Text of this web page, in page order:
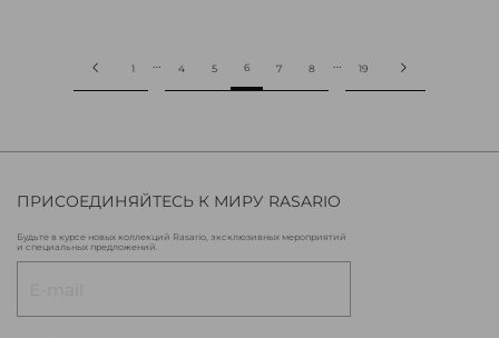
1 4 5 6 7 8 19
ПРИСОЕДИНЯЙТЕСЬ К МИРУ RASARIO
Будьте в курсе новых коллекций Rasario, эксклюзивных мероприятий
и специальных предложений.